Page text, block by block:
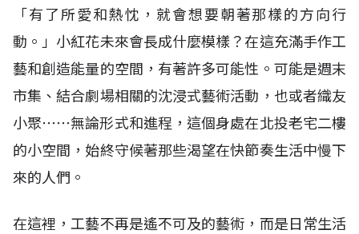
「有了所愛和熱忱，就會想要朝著那樣的方向行
動。」小紅花未來會長成什麼模樣？在這充滿手作工
藝和創造能量的空間，有著許多可能性。可能是週末
市集、結合劇場相關的沈浸式藝術活動，也或者織友
小聚⋯⋯無論形式和進程，這個身處在北投老宅二樓
的小空間，始終守候著那些渴望在快節奏生活中慢下
來的人們。
在這裡，工藝不再是遙不可及的藝術，而是日常生活